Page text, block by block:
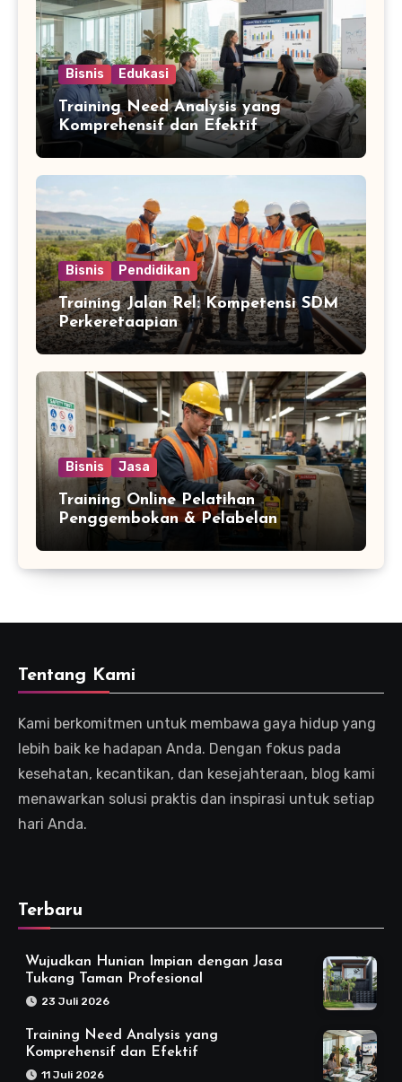
Bisnis Edukasi
Training Need Analysis yang
Komprehensif dan Efektif
Bisnis Pendidikan
Training Jalan Rel: Kompetensi SDM
Perkeretaapian
Bisnis Jasa
Training Online Pelatihan
Penggembokan & Pelabelan
Tentang Kami
Kami berkomitmen untuk membawa gaya hidup yang
lebih baik ke hadapan Anda. Dengan fokus pada
kesehatan, kecantikan, dan kesejahteraan, blog kami
menawarkan solusi praktis dan inspirasi untuk setiap
hari Anda.
Terbaru
Wujudkan Hunian Impian dengan Jasa
Tukang Taman Profesional
23 Juli 2026
Training Need Analysis yang
Komprehensif dan Efektif
11 Juli 2026